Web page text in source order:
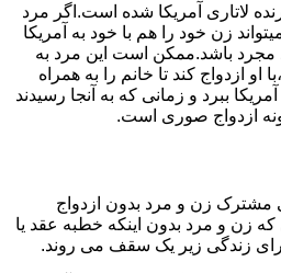
لاتاری آمریکا شده است.اگر مرد
زن خود را هم با خود به آمریکا
باشد.ممکن است این مرد به
ازدواج کند تا خانم را به همراه
ببرد و زمانی که به آنجا رسیدند
ازدواج صوری است.
مشترک زن و مرد بدون ازدواج
زن و مرد بدون اینکه خطبه عقد یا
زندگی زیر یک سقف می روند.